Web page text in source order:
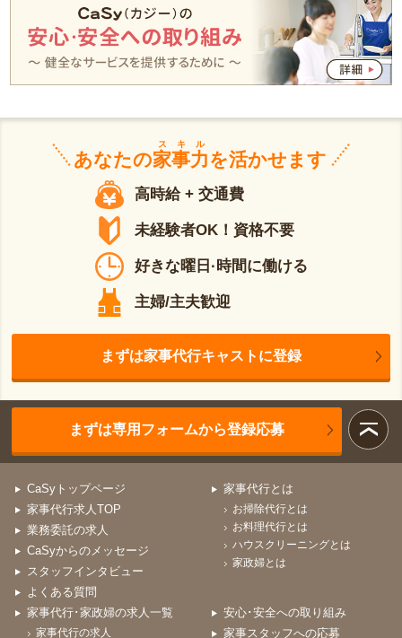
あなたの家事力
スキル
を活かせます
高時給 + 交通費
未経験者OK！資格不要
好きな曜日·時間に働ける
主婦/主夫歓迎
まずは家事代行キャストに登録
まずは専用フォームから登録応募
CaSyトップページ
家事代行求人TOP
業務委託の求人
CaSyからのメッセージ
スタッフインタビュー
よくある質問
家事代行とは
お掃除代行とは
お料理代行とは
ハウスクリーニングとは
家政婦とは
家事代行･家政婦の求人一覧
家事代行の求人
安心･安全への取り組み
家事スタッフへの応募